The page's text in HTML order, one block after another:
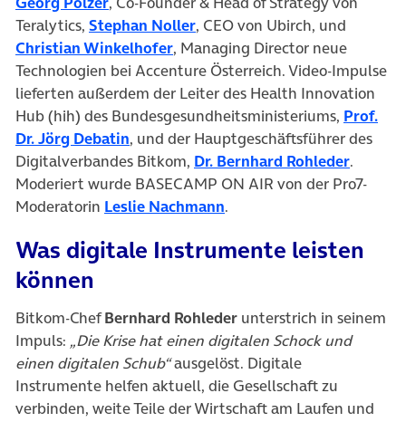
Teralytics, Stephan Noller(öffnet in neuem Tab)
, CEO von Ubirch, und
Christian Winkelhofer(öffnet in neuem Tab)
, Managing Director neue
Technologien bei Accenture Österreich. Video-Impulse
lieferten außerdem der Leiter des Health Innovation
Hub (hih) des Bundesgesundheitsministeriums, Prof.
Dr. Jörg Debatin(öffnet in neuem Tab)
, und der Hauptgeschäftsführer des
Digitalverbandes Bitkom, Dr. Bernhard Rohleder(öffnet
.
Moderiert wurde BASECAMP ON AIR von der Pro7-
Moderatorin Leslie Nachmann(öffnet in neuem Tab)
.
Was digitale Instrumente leisten
können
Bitkom-ChefBernhard Rohleder unterstrich in seinem
Impuls: „Die Krise hat einen digitalen Schock und
einen digitalen Schub“ausgelöst. Digitale
Instrumente helfen aktuell, die Gesellschaft zu
verbinden, weite Teile der Wirtschaft am Laufen und